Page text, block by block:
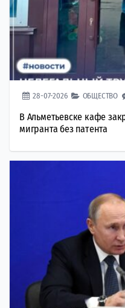
28-07-2026 ОБЩЕСТВО
В Альметьевске кафе
мигранта без патента